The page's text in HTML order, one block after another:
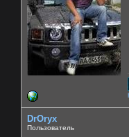
DrOryx
Пользователь